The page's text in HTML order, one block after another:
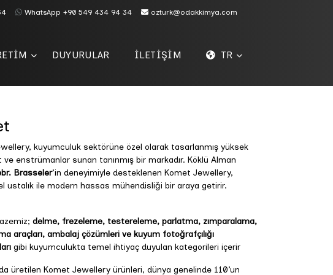
WhatsApp +90 549 434 94 34 ozturk@odakkimya.com
DUYURULAR İLETİŞİM TR
kuyumculuk sektörüne özel olarak tasarlanmış yüksek
enstrümanlar sunan tanınmış bir markadır. Köklü Alman
Brasseler’in deneyimiyle desteklenen Komet Jewellery,
ustalık ile modern hassas mühendisliği bir araya getirir.
delme, frezeleme, testereleme, parlatma, zımparalama,
araçları, ambalaj çözümleri ve kuyum fotoğrafçılığı
gibi kuyumculukta temel ihtiyaç duyulan kategorileri içerir
üretilen Komet Jewellery ürünleri, dünya genelinde 110’un